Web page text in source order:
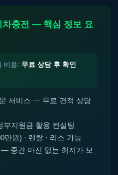
차충전 — 핵심 정보 요
비용: 무료 상담 후 확인
서비스 — 무료 견적 상담
부지원금 활용 컨설팅
만원) · 렌탈 · 리스 가능
중간 마진 없는 최저가 보